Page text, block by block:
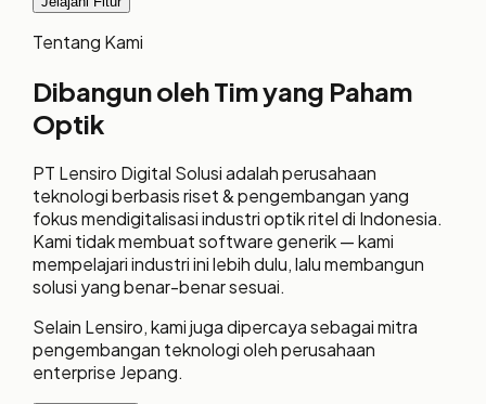
Tentang Kami
Dibangun oleh Tim yang Paham
Optik
PT Lensiro Digital Solusi adalah perusahaan
teknologi berbasis riset & pengembangan yang
fokus mendigitalisasi industri optik ritel di Indonesia.
Kami tidak membuat software generik — kami
mempelajari industri ini lebih dulu, lalu membangun
solusi yang benar-benar sesuai.
Selain Lensiro, kami juga dipercaya sebagai mitra
pengembangan teknologi oleh perusahaan
enterprise Jepang.